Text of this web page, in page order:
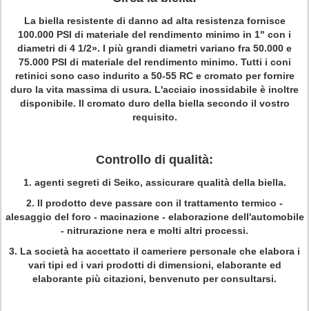
La biella resistente di danno ad alta resistenza fornisce
100.000 PSI di materiale del rendimento minimo in 1" con i
diametri di 4 1/2». I più grandi diametri variano fra 50.000 e
75.000 PSI di materiale del rendimento minimo. Tutti i coni
retinici sono caso indurito a 50-55 RC e cromato per fornire
duro la vita massima di usura. L'acciaio inossidabile è inoltre
disponibile. Il cromato duro della biella secondo il vostro
requisito.
Controllo di qualità:
1. agenti segreti di Seiko, assicurare qualità della biella.
2. Il prodotto deve passare con il trattamento termico -
alesaggio del foro - macinazione - elaborazione dell'automobile
- nitrurazione nera e molti altri processi.
3. La società ha accettato il cameriere personale che elabora i
vari tipi ed i vari prodotti di dimensioni, elaborante ed
elaborante più citazioni, benvenuto per consultarsi.